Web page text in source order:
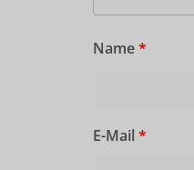
Name*
E-Mail *